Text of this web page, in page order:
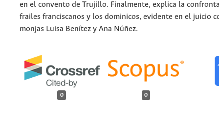
en el convento de Trujillo. Finalmente, explica la
frailes franciscanos y los dominicos, evidente en el juicio
monjas Luisa Benítez y Ana Núñez.
0 0